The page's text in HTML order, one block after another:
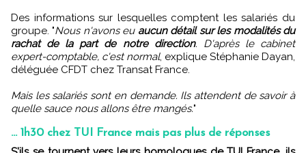
Des informations sur lesquelles comptent les salariés du
groupe. "Nous n'avons eu aucun détail sur les modalités du
rachat de la part de notre direction. D'après le cabinet
expert-comptable, c'est normal, explique Stéphanie Dayan,
déléguée CFDT chez Transat France.
Mais les salariés sont en demande. Ils attendent de savoir à
quelle sauce nous allons être mangés."
... 1h30 chez TUI France mais pas plus de réponses